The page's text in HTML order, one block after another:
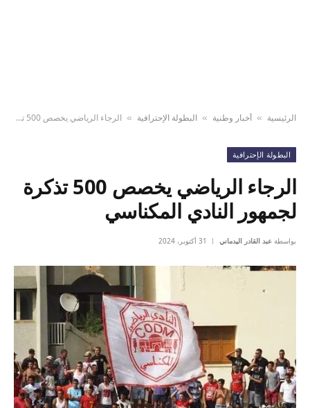
الرئيسية » أخبار وطنية » البطولة الإحترافية » الرجاء الرياضي يخصص 500 تذكرة لجمهور النادي المكناسي
البطولة الإحترافية
الرجاء الرياضي يخصص 500 تذكرة
لجمهور النادي المكناسي
بواسطة عبد القادر اليدماني 31 أكتوبر، 2024